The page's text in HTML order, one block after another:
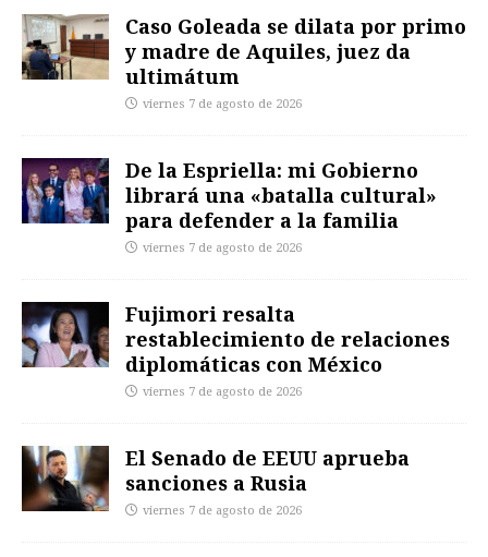
Caso Goleada se dilata por primo
y madre de Aquiles, juez da
ultimátum
viernes 7 de agosto de 2026
De la Espriella: mi Gobierno
librará una «batalla cultural»
para defender a la familia
viernes 7 de agosto de 2026
Fujimori resalta
restablecimiento de relaciones
diplomáticas con México
viernes 7 de agosto de 2026
El Senado de EEUU aprueba
sanciones a Rusia
viernes 7 de agosto de 2026